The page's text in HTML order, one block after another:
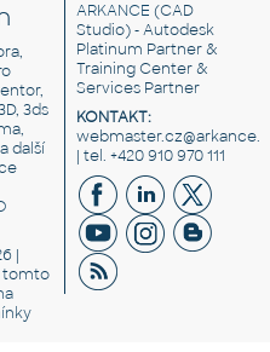
3ds
další
|
tomto
ARKANCE (CAD
Studio) - Autodesk
Platinum Partner &
Training Center &
Services Partner
KONTAKT:
| tel. +420 910 970 111